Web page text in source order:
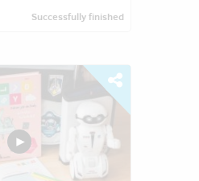
Successfully finished